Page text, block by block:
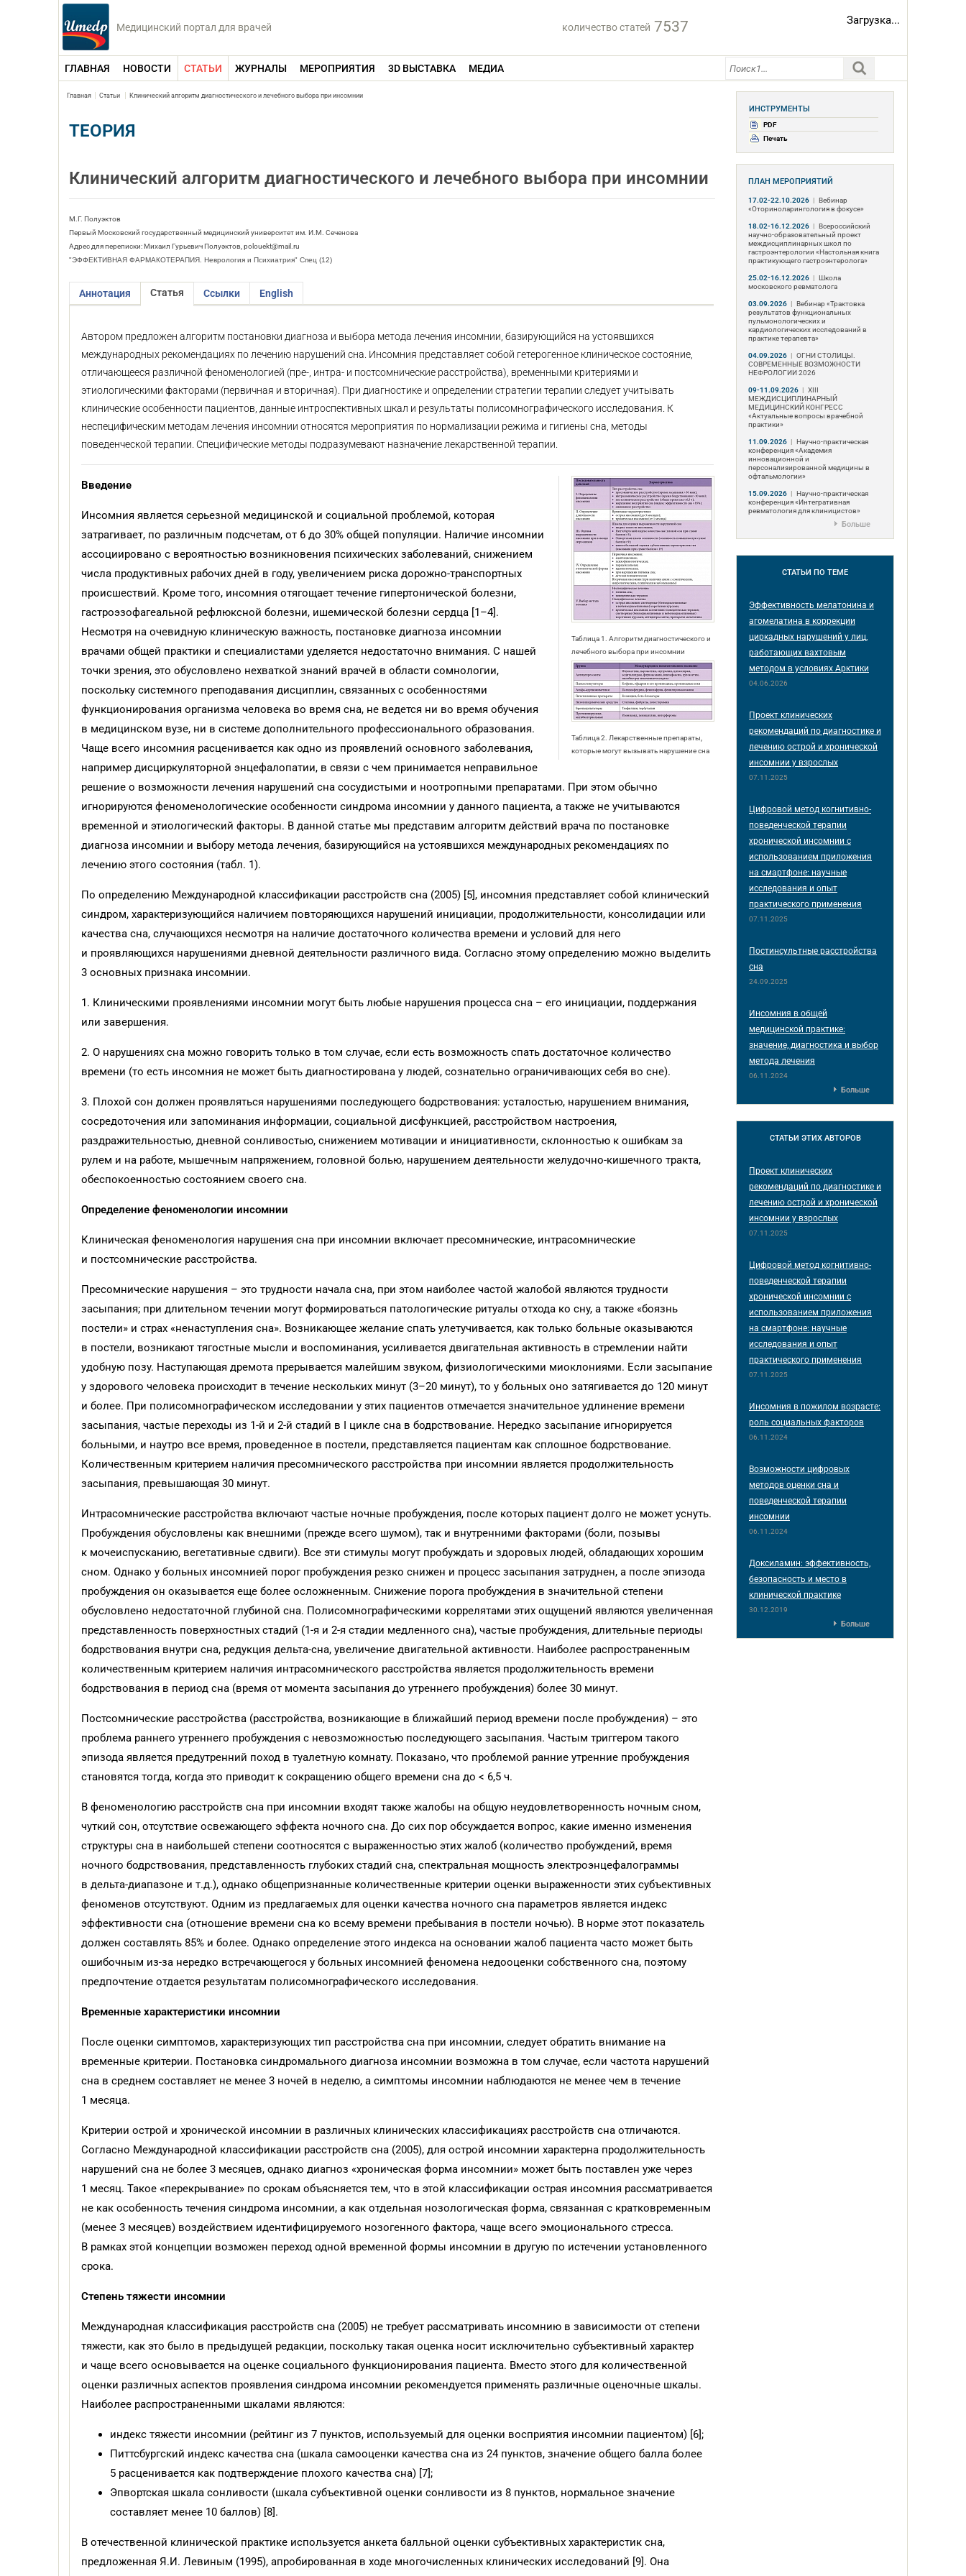
Медицинский портал для врачей количество статей 7537 Загрузка...
ГЛАВНАЯ НОВОСТИ СТАТЬИ ЖУРНАЛЫ МЕРОПРИЯТИЯ 3D ВЫСТАВКА МЕДИА
Главная Статьи Клинический алгоритм диагностического и лечебного выбора при инсомнии
ТЕОРИЯ
Клинический алгоритм диагностического и лечебного выбора при инсомнии
М.Г. Полуэктов
Первый Московский государственный медицинский университет им. И.М. Сеченова
Адрес для переписки: Михаил Гурьевич Полуэктов, polouekt@mail.ru
"ЭФФЕКТИВНАЯ ФАРМАКОТЕРАПИЯ. Неврология и Психиатрия" Спец (12)
Аннотация Статья Ссылки English
Автором предложен алгоритм постановки диагноза и выбора метода лечения инсомнии, базирующийся на устоявшихся
международных рекомендациях по лечению нарушений сна. Инсомния представляет собой гетерогенное клиническое состояние,
отличающееся различной феноменологией (пре-, интра- и постсомнические расстройства), временными критериями и
этиологическими факторами (первичная и вторичная). При диагностике и определении стратегии терапии следует учитывать
клинические особенности пациентов, данные интроспективных шкал и результаты полисомнографического исследования. К
неспецифическим методам лечения инсомнии относятся мероприятия по нормализации режима и гигиены сна, методы
поведенческой терапии. Специфические методы подразумевают назначение лекарственной терапии.
Таблица 1. Алгоритм диагностического и
лечебного выбора при инсомнии
Таблица 2. Лекарственные препараты,
которые могут вызывать нарушение сна
Введение
Инсомния является серьезной медицинской и социальной проблемой, которая
затрагивает, по различным подсчетам, от 6 до 30% общей популяции. Наличие инсомнии
ассоциировано с вероятностью возникновения психических заболеваний, снижением
числа продуктивных рабочих дней в году, увеличением риска дорожно-транспортных
происшествий. Кроме того, инсомния отягощает течение гипертонической болезни,
гастроэзофагеальной рефлюксной болезни, ишемической болезни сердца [1–4].
Несмотря на очевидную клиническую важность, постановке диагноза инсомнии
врачами общей практики и специалистами уделяется недостаточно внимания. С нашей
точки зрения, это обусловлено нехваткой знаний врачей в области сомнологии,
поскольку системного преподавания дисциплин, связанных с особенностями
функционирования организма человека во время сна, не ведется ни во время обучения
в медицинском вузе, ни в системе дополнительного профессионального образования.
Чаще всего инсомния расценивается как одно из проявлений основного заболевания,
например дисциркуляторной энцефалопатии, в связи с чем принимается неправильное
решение о возможности лечения нарушений сна сосудистыми и ноотропными препаратами. При этом обычно
игнорируются феноменологические особенности синдрома инсомнии у данного пациента, а также не учитываются
временной и этиологический факторы. В данной статье мы представим алгоритм действий врача по постановке
диагноза инсомнии и выбору метода лечения, базирующийся на устоявшихся международных рекомендациях по
лечению этого состояния (табл. 1).
По определению Международной классификации расстройств сна (2005) [5], инсомния представляет собой клинический
синдром, характеризующийся наличием повторяющихся нарушений инициации, продолжительности, консолидации или
качества сна, случающихся несмотря на наличие достаточного количества времени и условий для него
и проявляющихся нарушениями дневной деятельности различного вида. Согласно этому определению можно выделить
3 основных признака инсомнии.
1. Клиническими проявлениями инсомнии могут быть любые нарушения процесса сна – его инициации, поддержания
или завершения.
2. О нарушениях сна можно говорить только в том случае, если есть возможность спать достаточное количество
времени (то есть инсомния не может быть диагностирована у людей, сознательно ограничивающих себя во сне).
3. Плохой сон должен проявляться нарушениями последующего бодрствования: усталостью, нарушением внимания,
сосредоточения или запоминания информации, социальной дисфункцией, расстройством настроения,
раздражительностью, дневной сонливостью, снижением мотивации и инициативности, склонностью к ошибкам за
рулем и на работе, мышечным напряжением, головной болью, нарушением деятельности желудочно-кишечного тракта,
обеспокоенностью состоянием своего сна.
Определение феноменологии инсомнии
Клиническая феноменология нарушения сна при инсомнии включает пресомнические, интрасомнические
и постсомнические расстройства.
Пресомнические нарушения – это трудности начала сна, при этом наиболее частой жалобой являются трудности
засыпания; при длительном течении могут формироваться патологические ритуалы отхода ко сну, а также «боязнь
постели» и страх «ненаступления сна». Возникающее желание спать улетучивается, как только больные оказываются
в постели, возникают тягостные мысли и воспоминания, усиливается двигательная активность в стремлении найти
удобную позу. Наступающая дремота прерывается малейшим звуком, физиологическими миоклониями. Если засыпание
у здорового человека происходит в течение нескольких минут (3–20 минут), то у больных оно затягивается до 120 минут
и более. При полисомнографическом исследовании у этих пациентов отмечается значительное удлинение времени
засыпания, частые переходы из 1-й и 2-й стадий в I цикле сна в бодрствование. Нередко засыпание игнорируется
больными, и наутро все время, проведенное в постели, представляется пациентам как сплошное бодрствование.
Количественным критерием наличия пресомнического расстройства при инсомнии является продолжительность
засыпания, превышающая 30 минут.
Интрасомнические расстройства включают частые ночные пробуждения, после которых пациент долго не может уснуть.
Пробуждения обусловлены как внешними (прежде всего шумом), так и внутренними факторами (боли, позывы
к мочеиспусканию, вегетативные сдвиги). Все эти стимулы могут пробуждать и здоровых людей, обладающих хорошим
сном. Однако у больных инсомнией порог пробуждения резко снижен и процесс засыпания затруднен, а после эпизода
пробуждения он оказывается еще более осложненным. Снижение порога пробуждения в значительной степени
обусловлено недостаточной глубиной сна. Полисомнографическими коррелятами этих ощущений являются увеличенная
представленность поверхностных стадий (1-я и 2-я стадии медленного сна), частые пробуждения, длительные периоды
бодрствования внутри сна, редукция дельта-сна, увеличение двигательной активности. Наиболее распространенным
количественным критерием наличия интрасомнического расстройства является продолжительность времени
бодрствования в период сна (время от момента засыпания до утреннего пробуждения) более 30 минут.
Постсомнические расстройства (расстройства, возникающие в ближайший период времени после пробуждения) – это
проблема раннего утреннего пробуждения с невозможностью последующего засыпания. Частым триггером такого
эпизода является предутренний поход в туалетную комнату. Показано, что проблемой ранние утренние пробуждения
становятся тогда, когда это приводит к сокращению общего времени сна до < 6,5 ч.
В феноменологию расстройств сна при инсомнии входят также жалобы на общую неудовлетворенность ночным сном,
чуткий сон, отсутствие освежающего эффекта ночного сна. До сих пор обсуждается вопрос, какие именно изменения
структуры сна в наибольшей степени соотносятся с выраженностью этих жалоб (количество пробуждений, время
ночного бодрствования, представленность глубоких стадий сна, спектральная мощность электроэнцефалограммы
в дельта-диапазоне и т.д.), однако общепризнанные количественные критерии оценки выраженности этих субъективных
феноменов отсутствуют. Одним из предлагаемых для оценки качества ночного сна параметров является индекс
эффективности сна (отношение времени сна ко всему времени пребывания в постели ночью). В норме этот показатель
должен составлять 85% и более. Однако определение этого индекса на основании жалоб пациента часто может быть
ошибочным из-за нередко встречающегося у больных инсомнией феномена недооценки собственного сна, поэтому
предпочтение отдается результатам полисомнографического исследования.
Временные характеристики инсомнии
После оценки симптомов, характеризующих тип расстройства сна при инсомнии, следует обратить внимание на
временные критерии. Постановка синдромального диагноза инсомнии возможна в том случае, если частота нарушений
сна в среднем составляет не менее 3 ночей в неделю, а симптомы инсомнии наблюдаются не менее чем в течение
1 месяца.
Критерии острой и хронической инсомнии в различных клинических классификациях расстройств сна отличаются.
Согласно Международной классификации расстройств сна (2005), для острой инсомнии характерна продолжительность
нарушений сна не более 3 месяцев, однако диагноз «хроническая форма инсомнии» может быть поставлен уже через
1 месяц. Такое «перекрывание» по срокам объясняется тем, что в этой классификации острая инсомния рассматривается
не как особенность течения синдрома инсомнии, а как отдельная нозологическая форма, связанная с кратковременным
(менее 3 месяцев) воздействием идентифицируемого нозогенного фактора, чаще всего эмоционального стресса.
В рамках этой концепции возможен переход одной временной формы инсомнии в другую по истечении установленного
срока.
Степень тяжести инсомнии
Международная классификация расстройств сна (2005) не требует рассматривать инсомнию в зависимости от степени
тяжести, как это было в предыдущей редакции, поскольку такая оценка носит исключительно субъективный характер
и чаще всего основывается на оценке социального функционирования пациента. Вместо этого для количественной
оценки различных аспектов проявления синдрома инсомнии рекомендуется применять различные оценочные шкалы.
Наиболее распространенными шкалами являются:
индекс тяжести инсомнии (рейтинг из 7 пунктов, используемый для оценки восприятия инсомнии пациентом) [6];
Питтсбургский индекс качества сна (шкала самооценки качества сна из 24 пунктов, значение общего балла более
5 расценивается как подтверждение плохого качества сна) [7];
Эпвортская шкала сонливости (шкала субъективной оценки сонливости из 8 пунктов, нормальное значение
составляет менее 10 баллов) [8].
В отечественной клинической практике используется анкета балльной оценки субъективных характеристик сна,
предложенная Я.И. Левиным (1995), апробированная в ходе многочисленных клинических исследований [9]. Она
ИНСТРУМЕНТЫ
PDF
Печать
ПЛАН МЕРОПРИЯТИЙ
17.02-22.10.2026 | Вебинар
«Оториноларингология в фокусе»
18.02-16.12.2026 | Всероссийский
научно-образовательный проект
междисциплинарных школ по
гастроэнтерологии «Настольная книга
практикующего гастроэнтеролога»
25.02-16.12.2026 | Школа
московского ревматолога
03.09.2026 | Вебинар «Трактовка
результатов функциональных
пульмонологических и
кардиологических исследований в
практике терапевта»
04.09.2026 | ОГНИ СТОЛИЦЫ.
СОВРЕМЕННЫЕ ВОЗМОЖНОСТИ
НЕФРОЛОГИИ 2026
09-11.09.2026 | ХIII
МЕЖДИСЦИПЛИНАРНЫЙ
МЕДИЦИНСКИЙ КОНГРЕСС
«Актуальные вопросы врачебной
практики»
11.09.2026 | Научно-практическая
конференция «Академия
инновационной и
персонализированной медицины в
офтальмологии»
15.09.2026 | Научно-практическая
конференция «Интегративная
ревматология для клиницистов»
Больше
СТАТЬИ ПО ТЕМЕ
Эффективность мелатонина и
агомелатина в коррекции
циркадных нарушений у лиц,
работающих вахтовым
методом в условиях Арктики
04.06.2026
Проект клинических
рекомендаций по диагностике и
лечению острой и хронической
инсомнии у взрослых
07.11.2025
Цифровой метод когнитивно-
поведенческой терапии
хронической инсомнии с
использованием приложения
на смартфоне: научные
исследования и опыт
практического применения
07.11.2025
Постинсультные расстройства
сна
24.09.2025
Инсомния в общей
медицинской практике:
значение, диагностика и выбор
метода лечения
06.11.2024
Больше
СТАТЬИ ЭТИХ АВТОРОВ
Проект клинических
рекомендаций по диагностике и
лечению острой и хронической
инсомнии у взрослых
07.11.2025
Цифровой метод когнитивно-
поведенческой терапии
хронической инсомнии с
использованием приложения
на смартфоне: научные
исследования и опыт
практического применения
07.11.2025
Инсомния в пожилом возрасте:
роль социальных факторов
06.11.2024
Возможности цифровых
методов оценки сна и
поведенческой терапии
инсомнии
06.11.2024
Доксиламин: эффективность,
безопасность и место в
клинической практике
30.12.2019
Больше